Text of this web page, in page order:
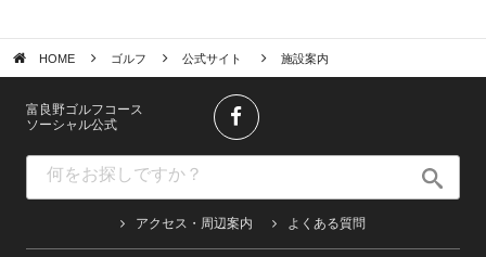
HOME ゴルフ 公式サイト 施設案内
富良野ゴルフコース
ソーシャル公式
アクセス・周辺案内 よくある質問